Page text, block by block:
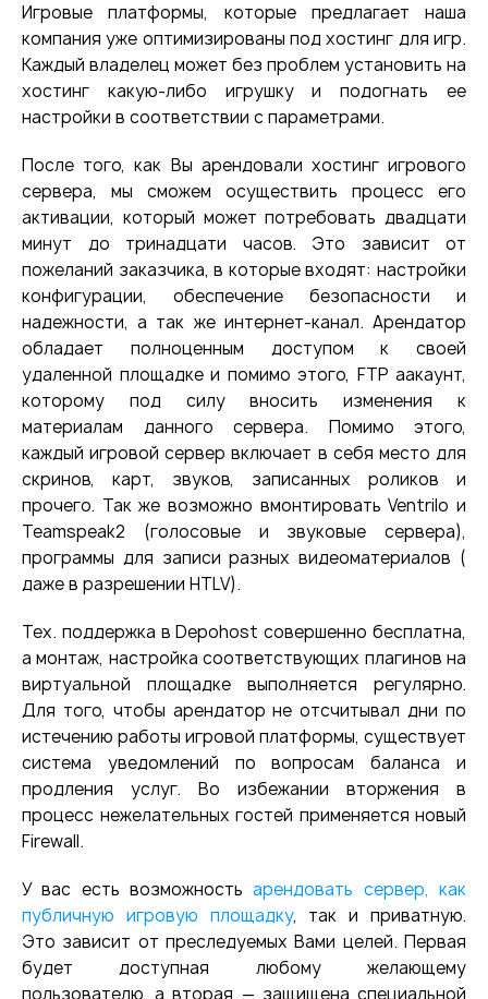
Игровые платформы, которые предлагает наша
компания уже оптимизированы под хостинг для игр.
Каждый владелец может без проблем установить на
хостинг какую-либо игрушку и подогнать ее
настройки в соответствии с параметрами.
После того, как Вы арендовали хостинг игрового
сервера, мы сможем осуществить процесс его
активации, который может потребовать двадцати
минут до тринадцати часов. Это зависит от
пожеланий заказчика, в которые входят: настройки
конфигурации, обеспечение безопасности и
надежности, а так же интернет-канал. Арендатор
обладает полноценным доступом к своей
удаленной площадке и помимо этого, FTP аакаунт,
которому под силу вносить изменения к
материалам данного сервера. Помимо этого,
каждый игровой сервер включает в себя место для
скринов, карт, звуков, записанных роликов и
прочего. Так же возможно вмонтировать Ventrilo и
Teamspeak2 (голосовые и звуковые сервера),
программы для записи разных видеоматериалов (
даже в разрешении HTLV).
Тех. поддержка в Depohost совершенно бесплатна,
а монтаж, настройка соответствующих плагинов на
виртуальной площадке выполняется регулярно.
Для того, чтобы арендатор не отсчитывал дни по
истечению работы игровой платформы, существует
система уведомлений по вопросам баланса и
продления услуг. Во избежании вторжения в
процесс нежелательных гостей применяется новый
Firewall.
У вас есть возможность арендовать сервер, как
публичную игровую площадку, так и приватную.
Это зависит от преследуемых Вами целей. Первая
будет доступная любому желающему
пользователю, а вторая — защищена специальной